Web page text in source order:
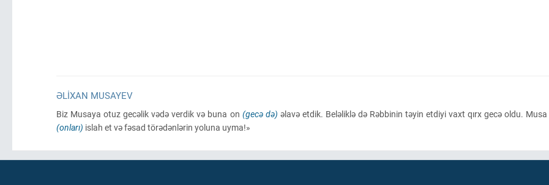
ƏLIXAN MUSAYEV
Biz Musaya otuz gecəlik vədə verdik və buna on (gecə də) əlavə etdik. Beləliklə də Rəbbinin təyin etdiyi vaxt qırx gecə oldu.
(onları) islah et və fəsad törədənlərin yoluna uyma!»